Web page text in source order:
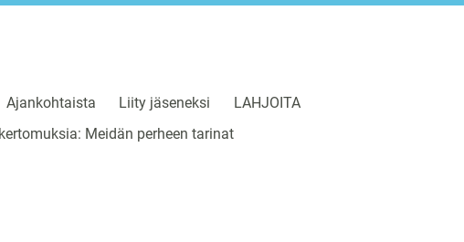
Ajankohtaista Liity jäseneksi
LAHJOITA
Meidän perheen tarinat